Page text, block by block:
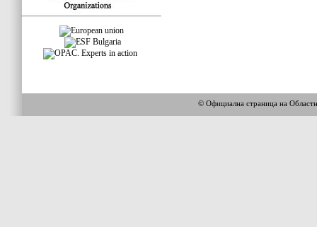
© Официална страница на